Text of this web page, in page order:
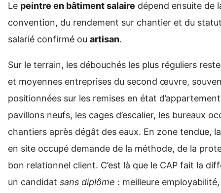
Le peintre en bâtiment salaire dépend ensuite de
convention, du rendement sur chantier et du
salarié confirmé ou artisan.
Sur le terrain, les débouchés les plus réguliers
et moyennes entreprises du second œuvre,
positionnées sur les remises en état
pavillons neufs, les cages d’escalier, les bureaux
chantiers après dégât des eaux. En zone tendue,
en site occupé demande de la méthode, de la
bon relationnel client. C’est là que le CAP fait la
un candidat sans diplôme : meilleure